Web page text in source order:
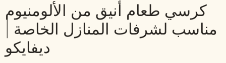
كرسي طعام أنيق من الألومنيوم
مناسب لشرفات المنازل الخاصة |
ديفايكو